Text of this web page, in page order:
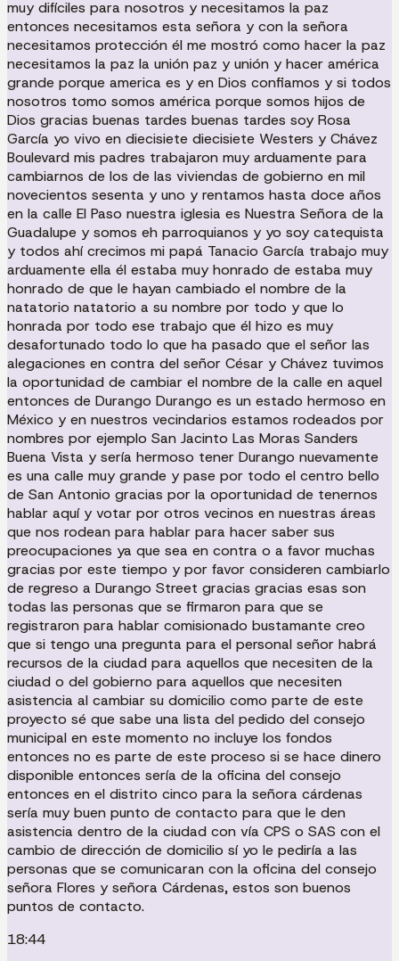
muy difíciles para nosotros y necesitamos la paz
entonces necesitamos esta señora y con la señora
necesitamos protección él me mostró como hacer la paz
necesitamos la paz la unión paz y unión y hacer américa
grande porque america es y en Dios confiamos y si todos
nosotros tomo somos américa porque somos hijos de
Dios gracias buenas tardes buenas tardes soy Rosa
García yo vivo en diecisiete diecisiete Westers y Chávez
Boulevard mis padres trabajaron muy arduamente para
cambiarnos de los de las viviendas de gobierno en mil
novecientos sesenta y uno y rentamos hasta doce años
en la calle El Paso nuestra iglesia es Nuestra Señora de la
Guadalupe y somos eh parroquianos y yo soy catequista
y todos ahí crecimos mi papá Tanacio García trabajo muy
arduamente ella él estaba muy honrado de estaba muy
honrado de que le hayan cambiado el nombre de la
natatorio natatorio a su nombre por todo y que lo
honrada por todo ese trabajo que él hizo es muy
desafortunado todo lo que ha pasado que el señor las
alegaciones en contra del señor César y Chávez tuvimos
la oportunidad de cambiar el nombre de la calle en aquel
entonces de Durango Durango es un estado hermoso en
México y en nuestros vecindarios estamos rodeados por
nombres por ejemplo San Jacinto Las Moras Sanders
Buena Vista y sería hermoso tener Durango nuevamente
es una calle muy grande y pase por todo el centro bello
de San Antonio gracias por la oportunidad de tenernos
hablar aquí y votar por otros vecinos en nuestras áreas
que nos rodean para hablar para hacer saber sus
preocupaciones ya que sea en contra o a favor muchas
gracias por este tiempo y por favor consideren cambiarlo
de regreso a Durango Street gracias gracias esas son
todas las personas que se firmaron para que se
registraron para hablar comisionado bustamante creo
que si tengo una pregunta para el personal señor habrá
recursos de la ciudad para aquellos que necesiten de la
ciudad o del gobierno para aquellos que necesiten
asistencia al cambiar su domicilio como parte de este
proyecto sé que sabe una lista del pedido del consejo
municipal en este momento no incluye los fondos
entonces no es parte de este proceso si se hace dinero
disponible entonces sería de la oficina del consejo
entonces en el distrito cinco para la señora cárdenas
sería muy buen punto de contacto para que le den
asistencia dentro de la ciudad con vía CPS o SAS con el
cambio de dirección de domicilio sí yo le pediría a las
personas que se comunicaran con la oficina del consejo
señora Flores y señora Cárdenas, estos son buenos
puntos de contacto.
18:44